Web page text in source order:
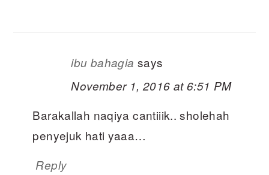
ibu bahagia says
November 1, 2016 at 6:51 PM
Barakallah naqiya cantiiik.. sholehah
penyejuk hati yaaa…
Reply